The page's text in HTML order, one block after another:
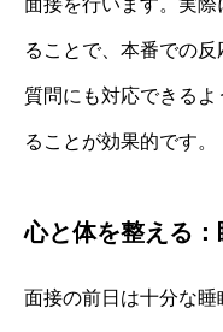
面接を行います。実
ることで、本番での
質問にも対応できる
ることが効果的です。
心と体を整える
面接の前日は十分な